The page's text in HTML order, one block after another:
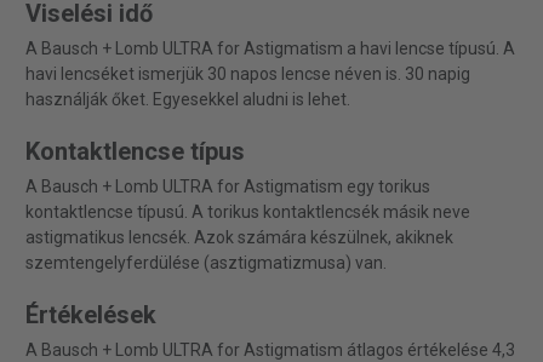
Viselési idő
A Bausch + Lomb ULTRA for Astigmatism a havi lencse típusú. A
havi lencséket ismerjük 30 napos lencse néven is. 30 napig
használják őket. Egyesekkel aludni is lehet.
Kontaktlencse típus
A Bausch + Lomb ULTRA for Astigmatism egy torikus
kontaktlencse típusú. A torikus kontaktlencsék másik neve
astigmatikus lencsék. Azok számára készülnek, akiknek
szemtengelyferdülése (asztigmatizmusa) van.
Értékelések
A Bausch + Lomb ULTRA for Astigmatism átlagos értékelése 4,3